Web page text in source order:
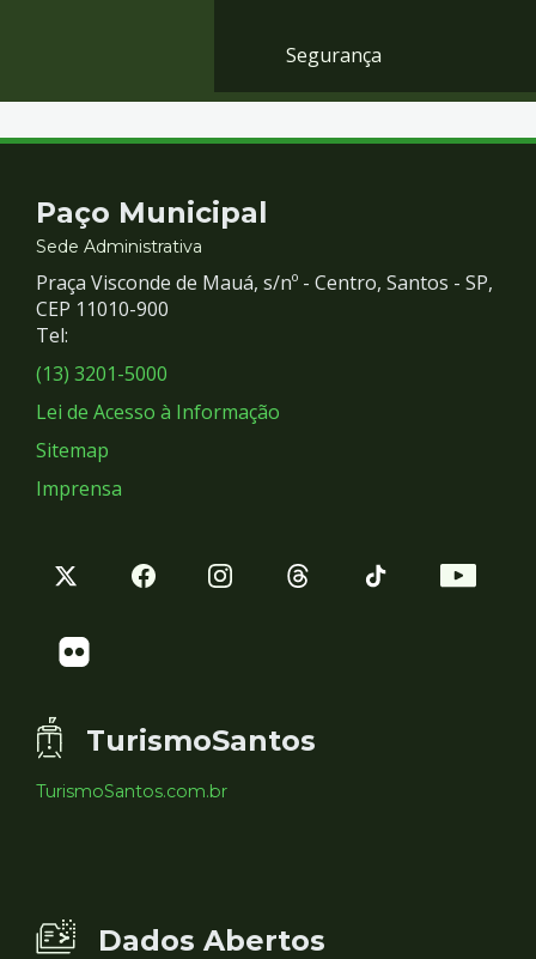
Segurança
Contato
e
Redes
Sociais
Paço Municipal
Sede Administrativa
Praça Visconde de Mauá, s/nº - Centro, Santos - SP,
CEP 11010-900
Tel:
(13) 3201-5000
Lei de Acesso à Informação
Sitemap
Imprensa
TurismoSantos
TurismoSantos.com.br
Dados Abertos